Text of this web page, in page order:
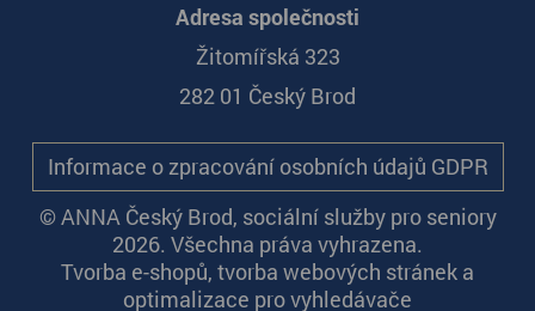
Adresa společnosti
Žitomířská 323
282 01 Český Brod
Informace o zpracování osobních údajů GDPR
© ANNA Český Brod, sociální služby pro seniory
2026. Všechna práva vyhrazena.
Tvorba e-shopů, tvorba webových stránek a
optimalizace pro vyhledávače